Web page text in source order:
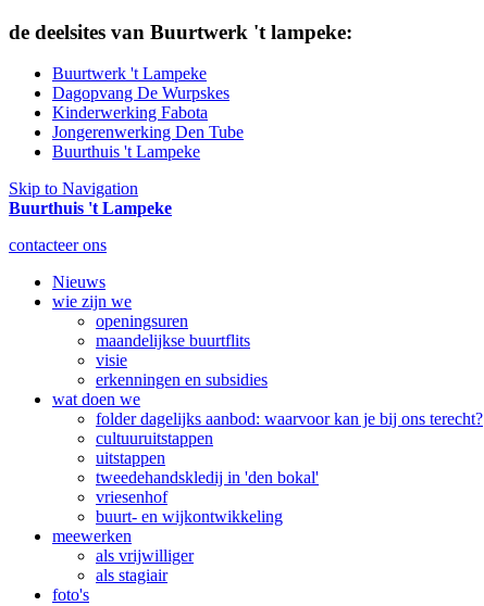
de deelsites van Buurtwerk 't lampeke:
Buurtwerk 't Lampeke
Dagopvang De Wurpskes
Kinderwerking Fabota
Jongerenwerking Den Tube
Buurthuis 't Lampeke
Skip to Navigation
Buurthuis 't Lampeke
contacteer ons
Nieuws
wie zijn we
openingsuren
maandelijkse buurtflits
visie
erkenningen en subsidies
wat doen we
folder dagelijks aanbod: waarvoor kan je bij ons terecht?
cultuuruitstappen
uitstappen
tweedehandskledij in 'den bokal'
vriesenhof
buurt- en wijkontwikkeling
meewerken
als vrijwilliger
als stagiair
foto's